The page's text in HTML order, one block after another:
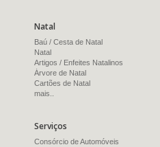
Natal
Baú / Cesta de Natal
Natal
Artigos / Enfeites Natalinos
Árvore de Natal
Cartões de Natal
mais..
Serviços
Consórcio de Automóveis